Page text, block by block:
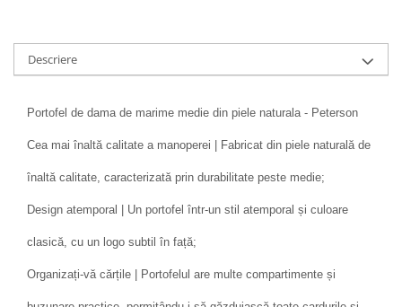
Descriere
Portofel de dama de marime medie din piele naturala - Peterson
Cea mai înaltă calitate a manoperei | Fabricat din piele naturală de
înaltă calitate, caracterizată prin durabilitate peste medie;
Design atemporal | Un portofel într-un stil atemporal și culoare
clasică, cu un logo subtil în față;
Organizați-vă cărțile | Portofelul are multe compartimente și